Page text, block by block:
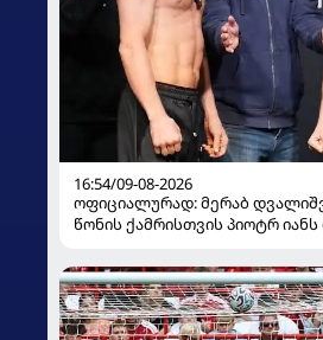
16:54/09-08-2026
ოფიციალურად: მერაბ
წონის ქამრისთვის პიოტრ